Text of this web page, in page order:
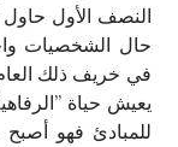
النصف الأول
في خريف ذلك
يعيش حياة
للمبادئ فهو